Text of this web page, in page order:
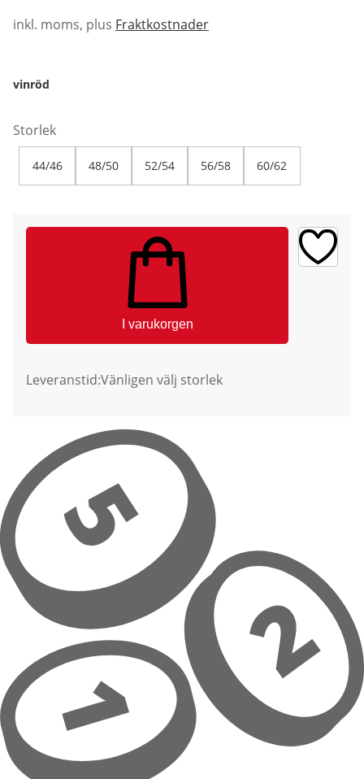
inkl. moms, plus Fraktkostnader
vinröd
Storlek
44/46 48/50 52/54 56/58 60/62
I varukorgen
Leveranstid:Vänligen välj storlek